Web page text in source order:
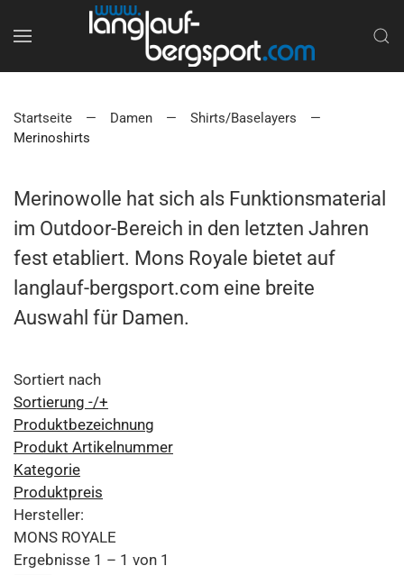
Startseite Damen
Shirts/Baselayers
Merinoshirts
Merinowolle hat sich als Funktionsmaterial
im Outdoor-Bereich in den letzten Jahren
fest etabliert. Mons Royale bietet auf
langlauf-bergsport.com eine breite
Auswahl für Damen.
Sortiert nach
Sortierung -/+
Produktbezeichnung
Produkt Artikelnummer
Kategorie
Produktpreis
Hersteller:
MONS ROYALE
Ergebnisse 1 – 1 von 1